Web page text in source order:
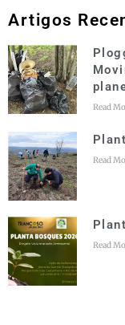
Artigos
Read
Read
Read